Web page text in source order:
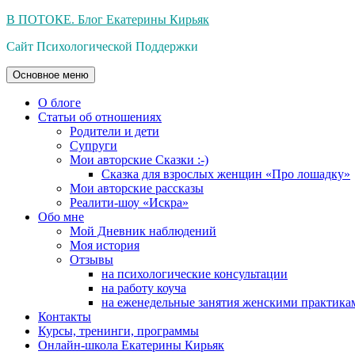
Перейти
содержимому
В ПОТОКЕ. Блог Екатерины Кирьяк
Сайт Психологической Поддержки
Основное меню
О блоге
Статьи об отношениях
Родители и дети
Супруги
Мои авторские Сказки :-)
Сказка для взрослых женщин «Про лошадку»
Мои авторские рассказы
Реалити-шоу «Искра»
Обо мне
Мой Дневник наблюдений
Моя история
Отзывы
на психологические консультации
на работу коуча
на еженедельные занятия женскими
Контакты
Курсы, тренинги, программы
Онлайн-школа Екатерины Кирьяк